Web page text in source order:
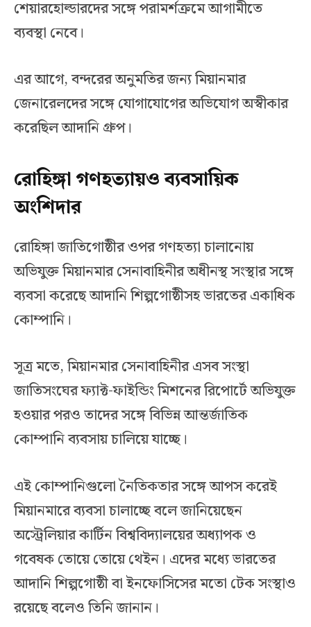
শেয়ারহোল্ডারদের সঙ্গে পরামর্শক্রমে আগামীতে
ব্যবস্থা নেবে।
এর আগে, বন্দরের অনুমতির জন্য মিয়ানমার
জেনারেলদের সঙ্গে যোগাযোগের অভিযোগ অস্বীকার
করেছিল আদানি গ্রুপ।
রোহিঙ্গা গণহত্যায়ও ব্যবসায়িক
অংশিদার
রোহিঙ্গা জাতিগোষ্ঠীর ওপর গণহত্যা চালানোয়
অভিযুক্ত মিয়ানমার সেনাবাহিনীর অধীনস্থ সংস্থার সঙ্গে
ব্যবসা করেছে আদানি শিল্পগোষ্ঠীসহ ভারতের একাধিক
কোম্পানি।
সূত্র মতে, মিয়ানমার সেনাবাহিনীর এসব সংস্থা
জাতিসংঘের ফ্যাক্ট-ফাইন্ডিং মিশনের রিপোর্টে অভিযুক্ত
হওয়ার পরও তাদের সঙ্গে বিভিন্ন আন্তর্জাতিক
কোম্পানি ব্যবসায় চালিয়ে যাচ্ছে।
এই কোম্পানিগুলো নৈতিকতার সঙ্গে আপস করেই
মিয়ানমারে ব্যবসা চালাচ্ছে বলে জানিয়েছেন
অস্ট্রেলিয়ার কার্টিন বিশ্ববিদ্যালয়ের অধ্যাপক ও
গবেষক তোয়ে তোয়ে থেইন। এদের মধ্যে ভারতের
আদানি শিল্পগোষ্ঠী বা ইনফোসিসের মতো টেক সংস্থাও
রয়েছে বলেও তিনি জানান।